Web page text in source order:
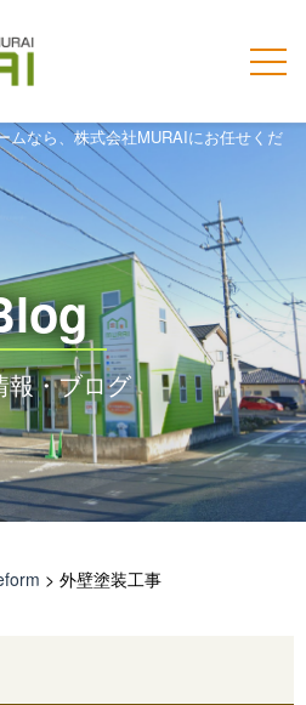
ムなら、株式会社MURAIにお任せくだ
報・ブログ
> 外壁塗装工事